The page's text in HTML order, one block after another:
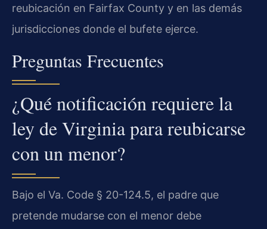
reubicación en Fairfax County y en las demás
jurisdicciones donde el bufete ejerce.
Preguntas Frecuentes
¿Qué notificación requiere la
ley de Virginia para reubicarse
con un menor?
Bajo el Va. Code § 20-124.5, el padre que
pretende mudarse con el menor debe